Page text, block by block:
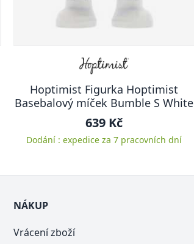
Hoptimist Figurka Hoptimist
Basebalový míček Bumble S White
639 Kč
Dodání : expedice za 7 pracovních dní
NÁKUP
Vrácení zboží